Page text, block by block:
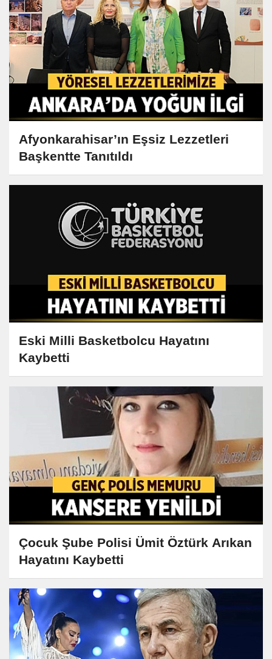
Afyonkarahisar’ın Eşsiz Lezzetleri
Başkentte Tanıtıldı
Eski Milli Basketbolcu Hayatını
Kaybetti
Çocuk Şube Polisi Ümit Öztürk Arıkan
Hayatını Kaybetti